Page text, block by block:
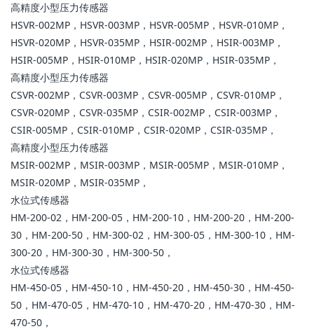
高精度小型压力传感器
HSVR-002MP，HSVR-003MP，HSVR-005MP，HSVR-010MP，
HSVR-020MP，HSVR-035MP，HSIR-002MP，HSIR-003MP，
HSIR-005MP，HSIR-010MP，HSIR-020MP，HSIR-035MP，
高精度小型压力传感器
CSVR-002MP，CSVR-003MP，CSVR-005MP，CSVR-010MP，
CSVR-020MP，CSVR-035MP，CSIR-002MP，CSIR-003MP，
CSIR-005MP，CSIR-010MP，CSIR-020MP，CSIR-035MP，
高精度小型压力传感器
MSIR-002MP，MSIR-003MP，MSIR-005MP，MSIR-010MP，
MSIR-020MP，MSIR-035MP，
水位式传感器
HM-200-02，HM-200-05，HM-200-10，HM-200-20，HM-200-
30，HM-200-50，HM-300-02，HM-300-05，HM-300-10，HM-
300-20，HM-300-30，HM-300-50，
水位式传感器
HM-450-05，HM-450-10，HM-450-20，HM-450-30，HM-450-
50，HM-470-05，HM-470-10，HM-470-20，HM-470-30，HM-
470-50，